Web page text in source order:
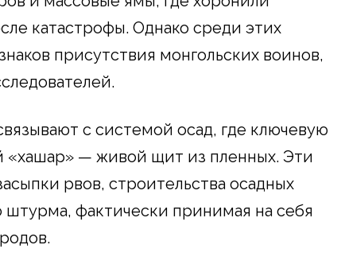
катастрофы. Однако среди этих
присутствия монгольских воинов,
с системой осад, где ключевую
«хашар» — живой щит из пленных. Эти
рвов, строительства осадных
штурма, фактически принимая на себя